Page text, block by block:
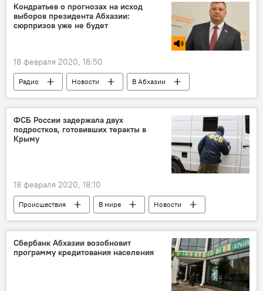
Кондратьев о прогнозах на исход
выборов президента Абхазии:
сюрпризов уже не будет
18 февраля 2020, 18:50
Радио Новости
В Абхазии
Выборы президента Абхазии - 2020
ФСБ России задержала двух
подростков, готовивших теракты в
Крыму
18 февраля 2020, 18:10
Происшествия В мире Новости
Сбербанк Абхазии возобновит
программу кредитования населения